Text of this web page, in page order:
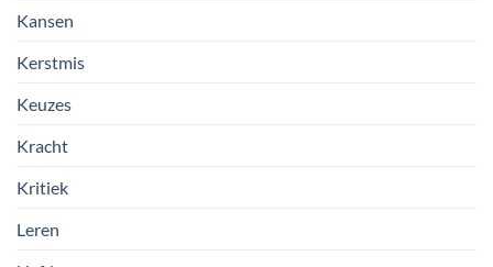
Kansen
Kerstmis
Keuzes
Kracht
Kritiek
Leren